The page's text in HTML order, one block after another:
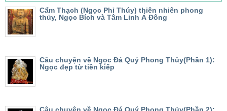
Cẩm Thạch (Ngọc Phỉ Thúy) thiên nhiên phong
thủy, Ngọc Bích và Tâm Linh Á Đông
Câu chuyện về Ngọc Đá Quý Phong Thủy(Phần 1):
Ngọc đẹp từ tiền kiếp